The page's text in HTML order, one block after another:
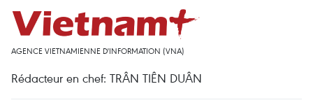
AGENCE VIETNAMIENNE D'INFORMATION (VNA)
Rédacteur en chef: TRÂN TIÊN DUÂN